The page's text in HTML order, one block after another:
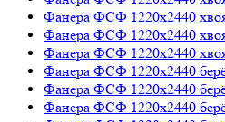
Фанера ФСФ 1220х2440
Фанера ФСФ 1220х2440
Фанера ФСФ 1220х2440
Фанера ФСФ 1220х2440
Фанера ФСФ 1220х2440
Фанера ФСФ 1220х2440